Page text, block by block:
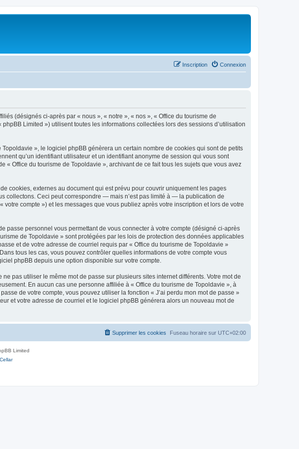
Connexion
Inscription
(désignés ci-après par « nous », « notre », « nos », « Office du tourisme de
Limited ») utilisent toutes les informations collectées lors des sessions d’utilisation
», le logiciel phpBB génèrera un certain nombre de cookies qui sont de petits
qu’un identifiant utilisateur et un identifiant anonyme de session qui vous sont
Office du tourisme de Topoldavie », archivant de ce fait tous les sujets que vous avez
cookies, externes au document qui est prévu pour couvrir uniquement les pages
collectons. Ceci peut correspondre — mais n’est pas limité à — la publication de
compte ») et les messages que vous publiez après votre inscription et lors de votre
passe personnel vous permettant de vous connecter à votre compte (désigné ci-après
de Topoldavie » sont protégées par les lois de protection des données applicables
et de votre adresse de courriel requis par « Office du tourisme de Topoldavie »
tous les cas, vous pouvez contrôler quelles informations de votre compte vous
phpBB depuis une option disponible sur votre compte.
pas utiliser le même mot de passe sur plusieurs sites internet différents. Votre mot de
En aucun cas une personne affiliée à « Office du tourisme de Topoldavie », à
de votre compte, vous pouvez utiliser la fonction « J’ai perdu mon mot de passe »
et votre adresse de courriel et le logiciel phpBB générera alors un nouveau mot de
Fuseau horaire sur UTC+02:00
Supprimer les cookies
Limited